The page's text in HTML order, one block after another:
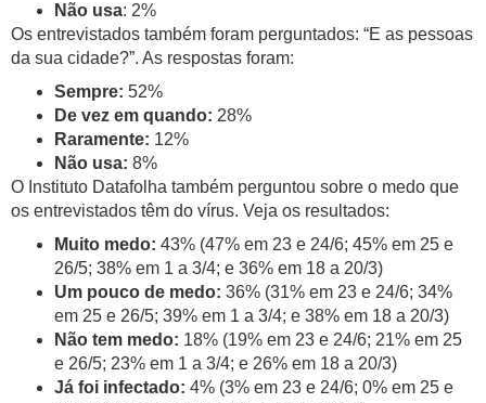
Não usa: 2%
Os entrevistados também foram perguntados: “E as pessoas
da sua cidade?”. As respostas foram:
Sempre: 52%
De vez em quando: 28%
Raramente: 12%
Não usa: 8%
O Instituto Datafolha também perguntou sobre o medo que
os entrevistados têm do vírus. Veja os resultados:
Muito medo: 43% (47% em 23 e 24/6; 45% em 25 e
26/5; 38% em 1 a 3/4; e 36% em 18 a 20/3)
Um pouco de medo: 36% (31% em 23 e 24/6; 34%
em 25 e 26/5; 39% em 1 a 3/4; e 38% em 18 a 20/3)
Não tem medo: 18% (19% em 23 e 24/6; 21% em 25
e 26/5; 23% em 1 a 3/4; e 26% em 18 a 20/3)
Já foi infectado: 4% (3% em 23 e 24/6; 0% em 25 e